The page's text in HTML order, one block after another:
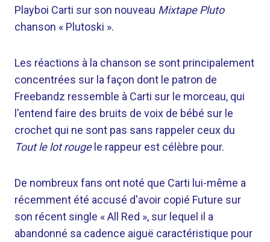
Playboi Carti sur son nouveau Mixtape Pluto
chanson « Plutoski ».
Les réactions à la chanson se sont principalement
concentrées sur la façon dont le patron de
Freebandz ressemble à Carti sur le morceau, qui
l'entend faire des bruits de voix de bébé sur le
crochet qui ne sont pas sans rappeler ceux du
Tout le lot rougele rappeur est célèbre pour.
De nombreux fans ont noté que Carti lui-même a
récemment été accusé d'avoir copié Future sur
son récent single « All Red », sur lequel il a
abandonné sa cadence aiguë caractéristique pour